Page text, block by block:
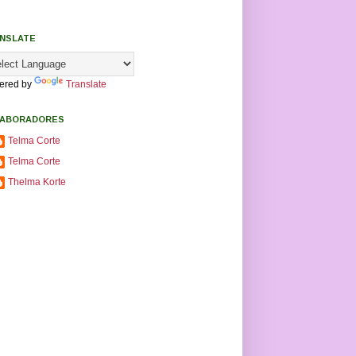
by Translate
Telma Corte
Telma Corte
Thelma Korte